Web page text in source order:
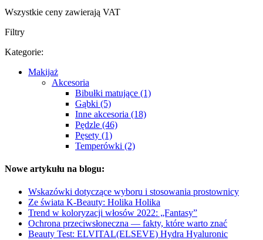
Wszystkie ceny zawierają VAT
Filtry
Kategorie:
Makijaż
Akcesoria
Bibułki matujące (1)
Gąbki (5)
Inne akcesoria (18)
Pędzle (46)
Pęsety (1)
Temperówki (2)
Nowe artykułu na blogu:
Wskazówki dotyczące wyboru i stosowania prostownicy
Ze świata K-Beauty: Holika Holika
Trend w koloryzacji włosów 2022: „Fantasy”
Ochrona przeciwsłoneczna — fakty, które warto znać
Beauty Test: ELVITAL(ELSEVE) Hydra Hyaluronic